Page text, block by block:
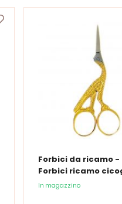
Forbici da ricamo -
Forbici ricamo
In magazzino